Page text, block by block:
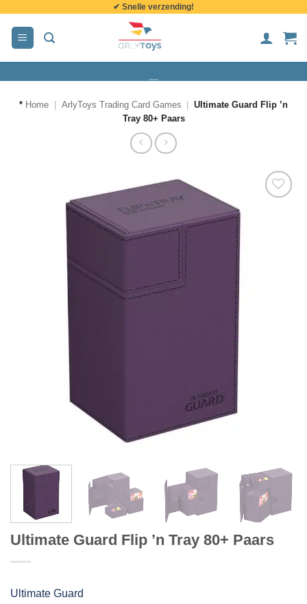
inhoud
✔ Snelle verzending!
* Home ArlyToys Trading Card Games
Ultimate Guard Flip ’n
Tray 80+ Paars
Ultimate Guard Flip ’n Tray 80+ Paars
Ultimate Guard